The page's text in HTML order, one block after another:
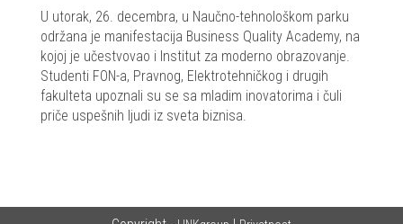
U utorak, 26. decembra, u Naučno-tehnološkom parku
održana je manifestacija Business Quality Academy, na
kojoj je učestvovao i Institut za moderno obrazovanje.
Studenti FON-a, Pravnog, Elektrotehničkog i drugih
fakulteta upoznali su se sa mladim inovatorima i čuli
priče uspešnih ljudi iz sveta biznisa.